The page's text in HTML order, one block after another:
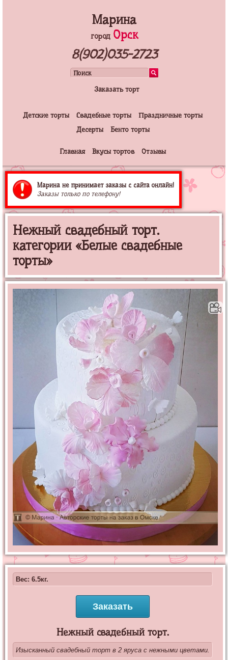
Марина
город Орск
8(902)035-2723
Заказать торт
Детские торты Свадебные торты
Праздничные торты
Десерты
Бенто торты
Главная Вкусы тортов Отзывы
Марина не принимает заказы с сайта онлайн!
Заказы только по телефону!
Нежный свадебный торт.
категории «Белые свадебные
торты»
Вес: 6.5кг.
Заказать
Нежный свадебный торт.
Изысканный свадебный торт в 2 яруса с нежными цветами.